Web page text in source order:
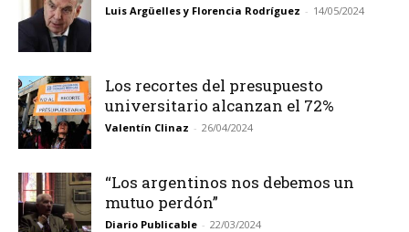
Luis Argüelles y Florencia Rodríguez - 14/05/2024
Los recortes del presupuesto
universitario alcanzan el 72%
Valentín Clinaz - 26/04/2024
“Los argentinos nos debemos un
mutuo perdón”
Diario Publicable - 22/03/2024